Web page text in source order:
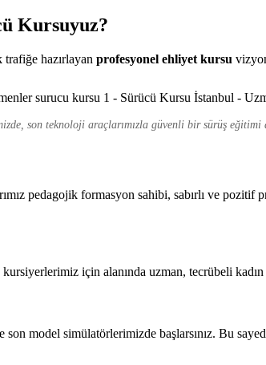
Kursuyuz?
trafiğe hazırlayan profesyonel ehliyet kursu
son teknoloji araçlarımızla güvenli bir sürüş eğitimi
pedagojik formasyon sahibi, sabırlı ve
için alanında uzman, tecrübeli
son model simülatörlerimizde başlarsınız. Bu